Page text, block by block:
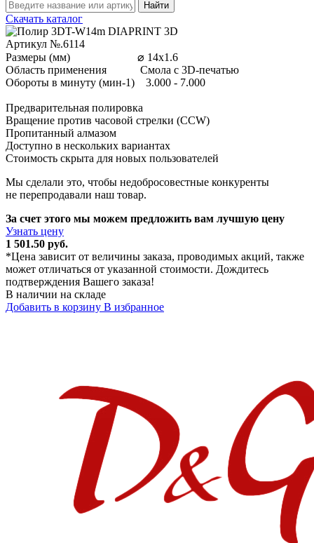
Найти
Скачать каталог
Артикул №.6114
Размеры (мм) ⌀ 14x1.6
Область применения Смола с 3D-печатью
Обороты в минуту (мин-1) 3.000 - 7.000
Предварительная полировка
Вращение против часовой стрелки (CCW)
Пропитанный алмазом
Доступно в нескольких вариантах
Стоимость скрыта для новых пользователей
Мы сделали это, чтобы недобросовестные конкуренты
не перепродавали наш товар.
За счет этого мы можем предложить вам лучшую цену
Узнать цену
1 501.50 руб.
*Цена зависит от величины заказа, проводимых акций, также
может отличаться от указанной стоимости. Дождитесь
подтверждения Вашего заказа!
В наличии на складе
Добавить в корзину В избранное